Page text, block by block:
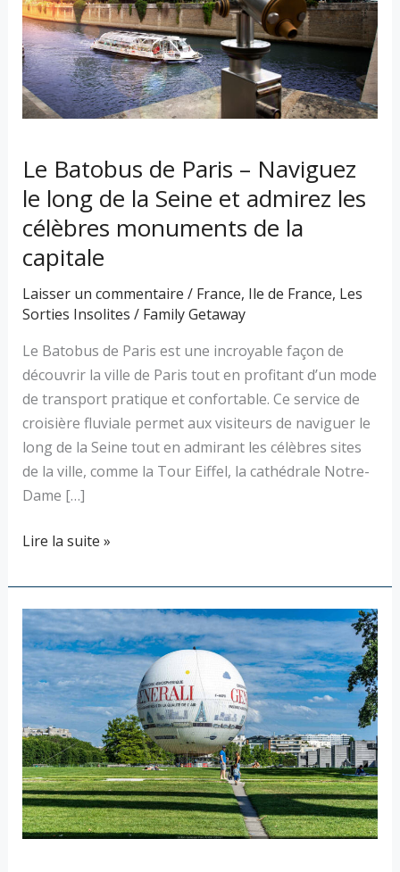
Le Batobus de Paris – Naviguez
le long de la Seine et admirez les
célèbres monuments de la
capitale
Laisser un commentaire / France, Ile de France, Les
Sorties Insolites / Family Getaway
Le Batobus de Paris est une incroyable façon de
découvrir la ville de Paris tout en profitant d’un mode
de transport pratique et confortable. Ce service de
croisière fluviale permet aux visiteurs de naviguer le
long de la Seine tout en admirant les célèbres sites
de la ville, comme la Tour Eiffel, la cathédrale Notre-
Dame […]
Naviguez
le
long
de
la
et
admirez
les
célèbres
monuments
de
la
Lire la suite »
Vol
en
montgolfière
au-
dessus
de
Paris
–
Une
attraction